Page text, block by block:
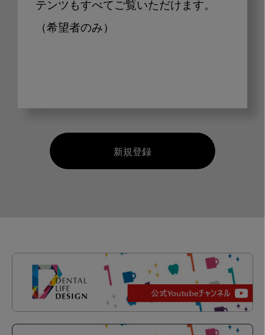
テンツもすべてご覧いただけます。
（希望者のみ）
新規登録